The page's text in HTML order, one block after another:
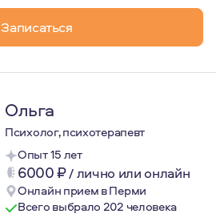
Записаться
Ольга
Психолог, психотерапевт
Опыт 15 лет
6000₽/лично или онлайн
Онлайн прием в Перми
Всего выбрало 202 человека